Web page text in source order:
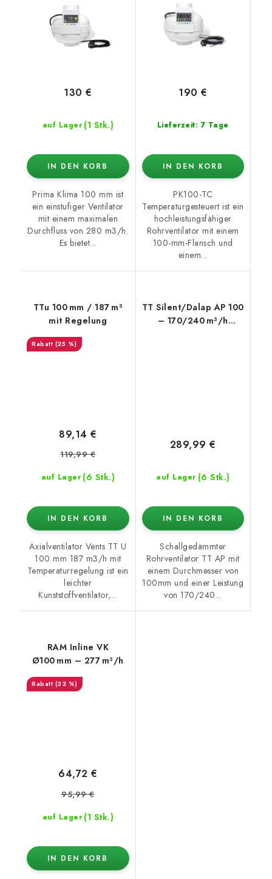
auf Lager (1 Stk.)
130 €
IN DEN KORB
Prima Klima 100 mm ist
ein einstufiger Ventilator
mit einem maximalen
Durchfluss von 280 m3/h.
Es bietet...
Lieferzeit: 7 Tage
190 €
IN DEN KORB
PK100-TC
Temperaturgesteuert ist ein
hochleistungsfähiger
Rohrventilator mit einem
100-mm-Flansch und
einem...
TTu 100 mm / 187 m³
mit Regelung
(25 %)
auf Lager (6 Stk.)
89,14 €
119,99 €
IN DEN KORB
Axialventilator Vents TT U
100 mm 187 m3/h mit
Temperaturregelung ist ein
leichter
Kunststoffventilator,...
TT Silent/Dalap AP 100
– 170/240 m³/h
auf Lager (6 Stk.)
289,99 €
IN DEN KORB
Schallgedämmter
Rohrventilator TT AP mit
einem Durchmesser von
100mm und einer Leistung
von 170/240...
RAM Inline VK
Ø100 mm – 277 m³/h
(32 %)
auf Lager (1 Stk.)
64,72 €
95,99 €
IN DEN KORB